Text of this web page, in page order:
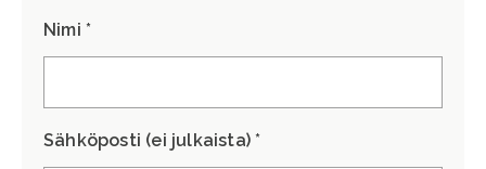
Nimi *
Sähköposti (ei julkaista) *